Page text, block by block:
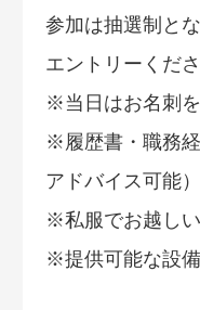
参加は抽選制と
エントリーくだ
※当日はお名刺
※履歴書・職務
アドバイス可能）
※私服でお越し
※提供可能な設